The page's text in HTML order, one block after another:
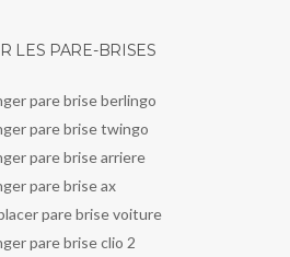
LES PARE-BRISES
pare brise berlingo
pare brise twingo
pare brise arriere
pare brise ax
pare brise voiture
pare brise clio 2